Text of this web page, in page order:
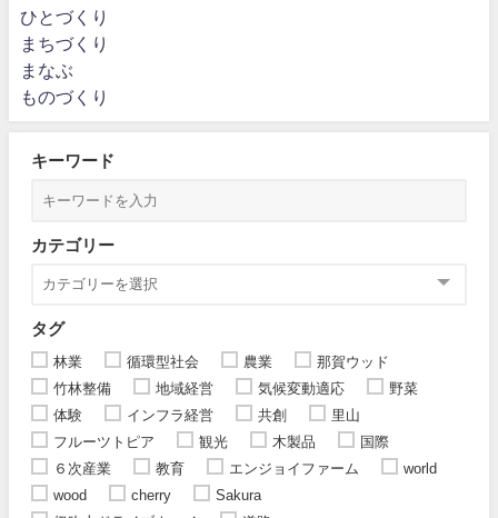
ひとづくり
まちづくり
まなぶ
ものづくり
キーワード
カテゴリー
タグ
林業 循環型社会 農業
那賀ウッド
竹林整備
地域経営 気候変動適応
野菜
体験
インフラ経営 共創
里山
フルーツトピア
観光 木製品
国際
６次産業
教育 エンジョイファーム
world
wood
cherry
Sakura